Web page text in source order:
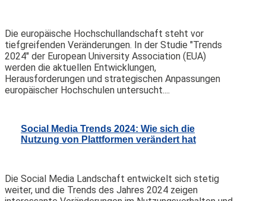
Die europäische Hochschullandschaft steht vor
tiefgreifenden Veränderungen. In der Studie "Trends
2024" der European University Association (EUA)
werden die aktuellen Entwicklungen,
Herausforderungen und strategischen Anpassungen
europäischer Hochschulen untersucht....
Social Media Trends 2024: Wie sich die
Nutzung von Plattformen verändert hat
Die Social Media Landschaft entwickelt sich stetig
weiter, und die Trends des Jahres 2024 zeigen